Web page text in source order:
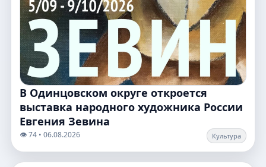
В Одинцовском округе откроется
выставка народного художника России
Евгения Зевина
👁️ 74 • 06.08.2026 Культура